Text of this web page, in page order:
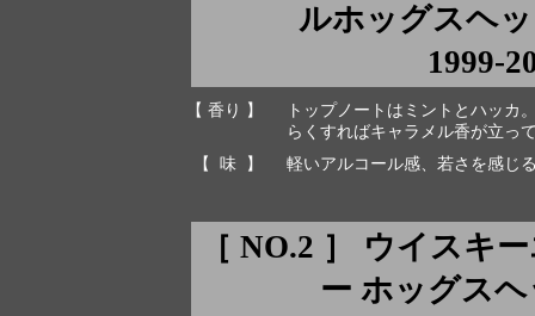
ルホッグスヘッ
1999-
【 香り 】
トップノートはミントとハッカ
らくすればキャラメル香が立っ
【 味 】
軽いアルコール感、若さを感じ
［ NO.2 ］ ウイスキ
ー ホッグスヘ